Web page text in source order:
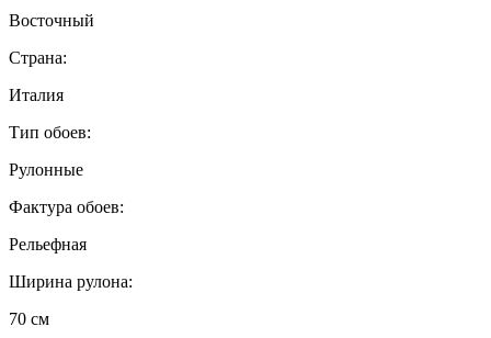
Восточный
Страна:
Италия
Тип обоев:
Рулонные
Фактура обоев:
Рельефная
Ширина рулона:
70 см